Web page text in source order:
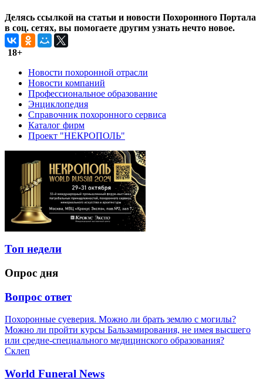
Делясь ссылкой на статьи и новости Похоронного Портала
в соц. сетях, вы помогаете другим узнать нечто новое.
18+
Новости похоронной отрасли
Новости компаний
Профессиональное образование
Энциклопедия
Справочник похоронного сервиса
Каталог фирм
Проект "НЕКРОПОЛЬ"
Топ недели
Опрос дня
Вопрос ответ
Похоронные суеверия. Можно ли брать землю с могилы?
Можно ли пройти курсы Бальзамирования, не имея высшего
или средне-специального медицинского образования?
Склеп
World Funeral News